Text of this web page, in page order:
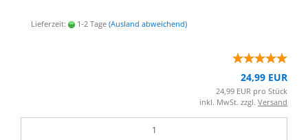
Lieferzeit: 1-2 Tage (Ausland abweichend)
24,99 EUR
24,99 EUR pro Stück
inkl. MwSt. zzgl. Versand